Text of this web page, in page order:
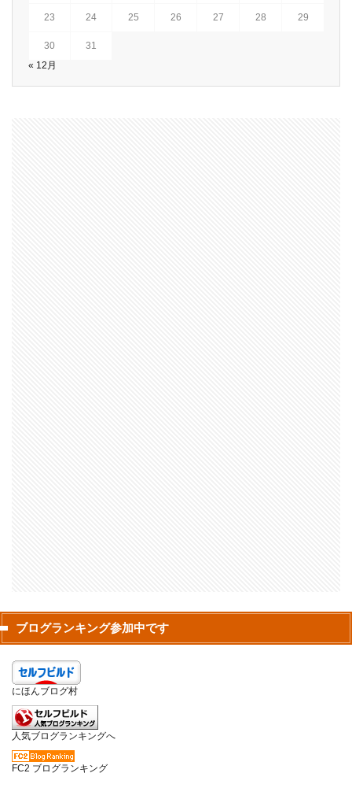
23 24 25 26 27 28 29
30
31
« 12月
ブログランキング参加中です
にほんブログ村
人気ブログランキングへ
FC2 ブログランキング